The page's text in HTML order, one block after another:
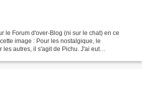
le Forum d'over-Blog (ni sur le chat) en ce
image : Pour les nostalgique, le
les autres, il s'agit de Pichu. J'ai eut